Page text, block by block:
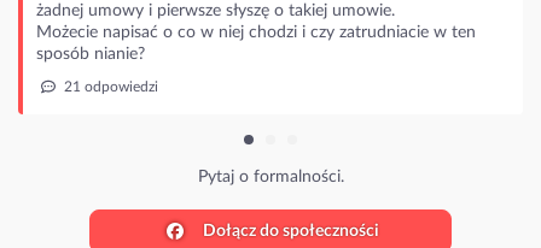
żadnej umowy i pierwsze słyszę o takiej umowie.
Możecie napisać o co w niej chodzi i czy zatrudniacie w ten
sposób nianie?
21 odpowiedzi
Pytaj o formalności.
Dołącz do społeczności